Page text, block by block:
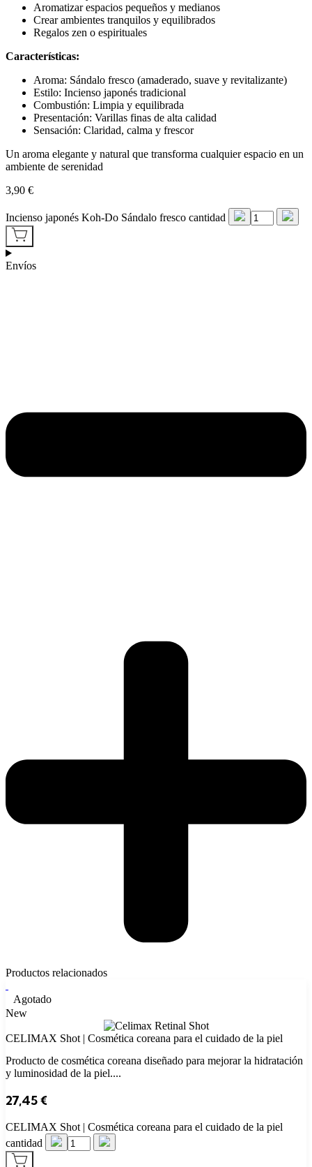
Aromatizar espacios pequeños y medianos
Crear ambientes tranquilos y equilibrados
Regalos zen o espirituales
Características:
Aroma: Sándalo fresco (amaderado, suave y revitalizante)
Estilo: Incienso japonés tradicional
Combustión: Limpia y equilibrada
Presentación: Varillas finas de alta calidad
Sensación: Claridad, calma y frescor
Un aroma elegante y natural que transforma cualquier espacio en un
ambiente de serenidad
3,90 €
Incienso japonés Koh-Do Sándalo fresco cantidad
Envíos
Productos relacionados
Agotado
New
CELIMAX Shot | Cosmética coreana para el cuidado de la piel
Producto de cosmética coreana diseñado para mejorar la hidratación
y luminosidad de la piel....
27,45€
CELIMAX Shot | Cosmética coreana para el cuidado de la piel
cantidad